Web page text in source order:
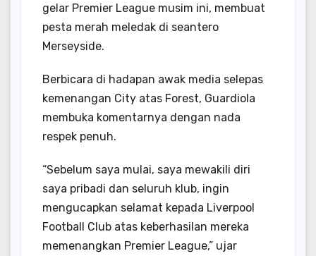
gelar Premier League musim ini, membuat
pesta merah meledak di seantero
Merseyside.
Berbicara di hadapan awak media selepas
kemenangan City atas Forest, Guardiola
membuka komentarnya dengan nada
respek penuh.
“Sebelum saya mulai, saya mewakili diri
saya pribadi dan seluruh klub, ingin
mengucapkan selamat kepada Liverpool
Football Club atas keberhasilan mereka
memenangkan Premier League,” ujar